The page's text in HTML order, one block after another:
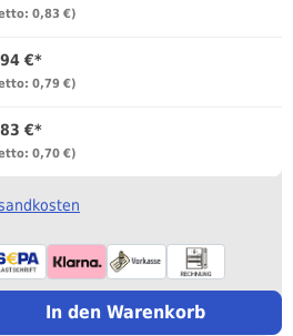
0,83 €)
€*
0,79 €)
€*
0,70 €)
In den Warenkorb